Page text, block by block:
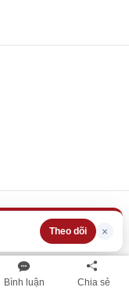
Bình luận Chia sẻ
Theo dõi ×